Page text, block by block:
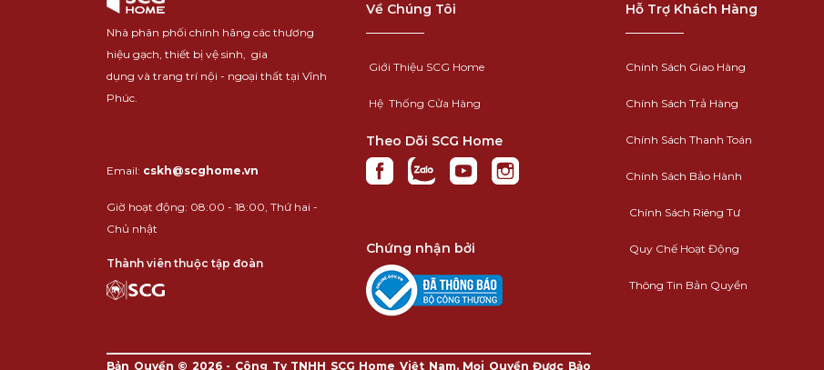
Nhà phân phối chính hãng các thương
hiệu gạch, thiết bị vệ sinh, gia
dụng và trang trí nội - ngoại thất tại Vĩnh
Phúc.
Email: cskh@scghome.vn
Giờ hoạt động: 08:00 - 18:00, Thứ hai -
Chủ nhật
Thành viên thuộc tập đoàn
Về Chúng Tôi
Giới Thiệu SCG Home
Hệ Thống Cửa Hàng
Theo Dõi SCG Home
Chứng nhận bởi
Hỗ Trợ Khách Hàng
Chính Sách Giao Hàng
Chính Sách Trả Hàng
Chính Sách Thanh Toán
Chính Sách Bảo Hành
Chính Sách Riêng Tư
Quy Chế Hoạt Động
Thông Tin Bản Quyền
Bản Quyền © 2026 - Công Ty TNHH SCG Home Việt Nam. Mọi Quyền Được Bảo